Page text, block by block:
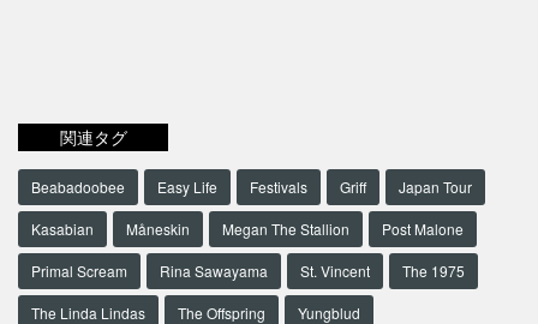
関連タグ
Beabadoobee Easy Life Festivals Griff Japan Tour
Kasabian Måneskin Megan The Stallion Post Malone
Primal Scream Rina Sawayama St. Vincent The 1975
The Linda Lindas The Offspring Yungblud